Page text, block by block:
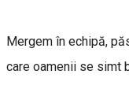
Mergem în echipă,
care oamenii se simt